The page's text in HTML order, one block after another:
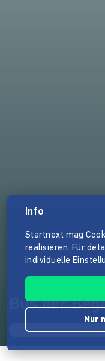
Bus der
Info
Startnext mag
realisieren. Für
individuelle
Nur